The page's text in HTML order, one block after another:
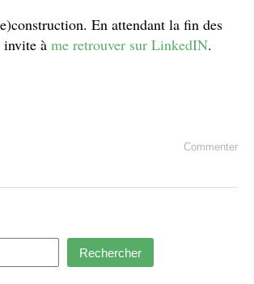
En attendant la fin des
invite à me retrouver sur LinkedIN.
Commenter
Rechercher